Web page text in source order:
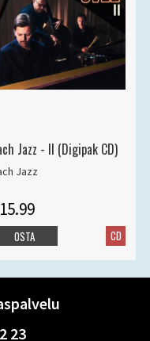
Jazz - II (Digipak CD)
Jazz
CD
OSTA
23